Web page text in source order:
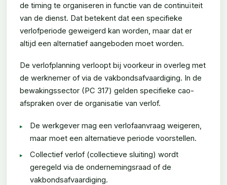
de timing te organiseren in functie van de continuïteit
van de dienst. Dat betekent dat een specifieke
verlofperiode geweigerd kan worden, maar dat er
altijd een alternatief aangeboden moet worden.
De verlofplanning verloopt bij voorkeur in overleg met
de werknemer of via de vakbondsafvaardiging. In de
bewakingssector (PC 317) gelden specifieke cao-
afspraken over de organisatie van verlof.
De werkgever mag een verlofaanvraag weigeren,
maar moet een alternatieve periode voorstellen.
Collectief verlof (collectieve sluiting) wordt
geregeld via de ondernemingsraad of de
vakbondsafvaardiging.